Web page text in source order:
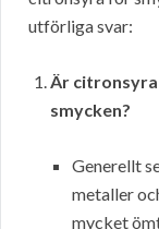
utförliga svar:
Är
smycken?
Generellt
metaller
mycket